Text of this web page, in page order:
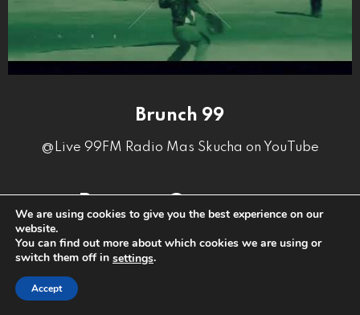
Brunch 99
@Live 99FM Radio Mas Skucha on YouTube
BO KE REPRESENTÁ BONEIRU NA OROPA? ESAKI TA
BO CHÈNS!
READ MORE
We are using cookies to give you the best experience on our
website.
You can find out more about which cookies we are using or
switch them off in settings.
Accept